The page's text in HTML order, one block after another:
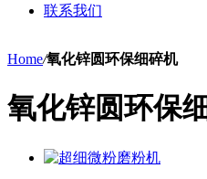
联系我们
Home/氧化锌圆环保细碎机
氧化锌圆环保